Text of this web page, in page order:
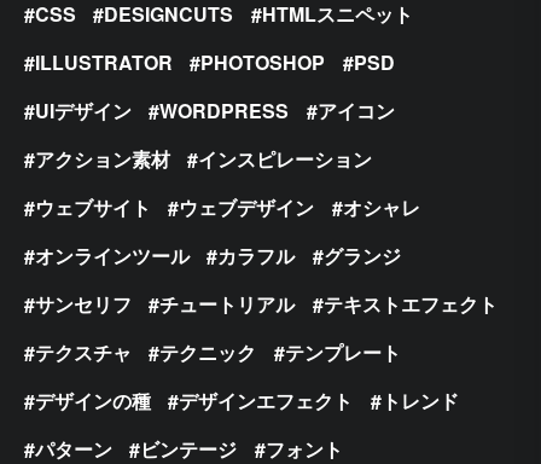
CSS DESIGNCUTS
HTMLスニペット
ILLUSTRATOR
PHOTOSHOP
PSD
UIデザイン
WORDPRESS
アイコン
アクション素材
インスピレーション
ウェブサイト
ウェブデザイン
オシャレ
オンラインツール
カラフル
グランジ
サンセリフ
チュートリアル
テキストエフェクト
テクスチャ
テクニック
テンプレート
デザインの種
デザインエフェクト
トレンド
パターン
ビンテージ
フォント